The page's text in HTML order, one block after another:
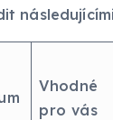
Vhodné
pro vás